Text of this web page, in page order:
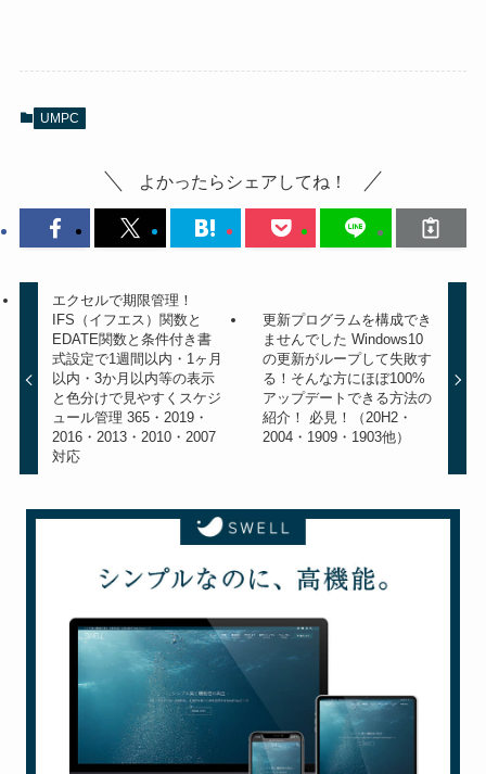
UMPC
よかったらシェアしてね！
エクセルで期限管理！
IFS（イフエス）関数と
EDATE関数と条件付き書
式設定で1週間以内・1ヶ月
以内・3か月以内等の表示
と色分けで見やすくスケジ
ュール管理 365・2019・
2016・2013・2010・2007
対応
更新プログラムを構成でき
ませんでした Windows10
の更新がループして失敗す
る！そんな方にほぼ100%
アップデートできる方法の
紹介！ 必見！（20H2・
2004・1909・1903他）